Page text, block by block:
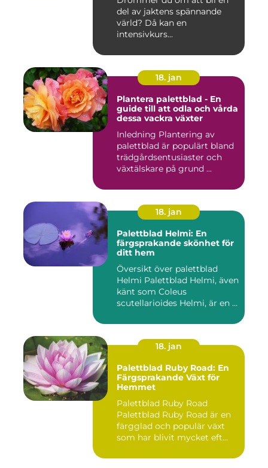
del av jaktens spännande
värld? Då kan en
intensivkurs...
18. jan
Plantera palettblad - En
guide till att odla och vårda
dessa vackra växter
Inledning Plantering av
palettblad är populärt bland
trädgårdsentusiaster och
växtälskare på grund ...
18. jan
Palettblad Helmi: En
färgsprakande skönhet för
ditt hem
Översikt över palettblad
Helmi Palettblad Helmi, även
känt som Coleus
scutellarioides Helmi, är en ...
18. jan
Palettblad Ruby Road: En
Färgsprakande Växt för
Hemmet
Palettblad Ruby Road
Palettblad Ruby Road är en
färgglad och populär växt
som har blivit mycket eft...